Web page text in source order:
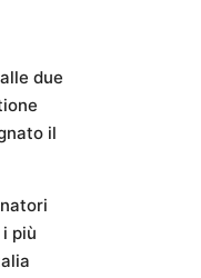
due
il
più